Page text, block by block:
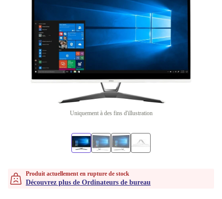
Uniquement à des fins d'illustration
Produit actuellement en rupture de stock
Découvrez plus de Ordinateurs de bureau